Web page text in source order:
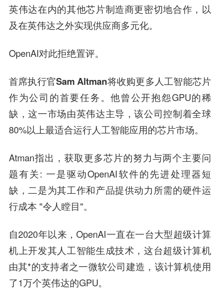
英伟达在内的其他芯片制造商更密切地合作，以
及在英伟达之外实现供应商多元化。
OpenAI对此拒绝置评。
首席执行官Sam Altman将收购更多人工智能芯片
作为公司的首要任务。他曾公开抱怨GPU的稀
缺，这一市场由英伟达主导，该公司控制着全球
80%以上最适合运行人工智能应用的芯片市场。
Atman指出，获取更多芯片的努力与两个主要问
题有关: 一是驱动OpenAI软件的先进处理器短
缺，二是为其工作和产品提供动力所需的硬件运
行成本 "令人瞠目"。
自2020年以来，OpenAI一直在一台大型超级计算
机上开发其人工智能生成技术，这台超级计算机
由其*的支持者之一微软公司建造，该计算机使用
了1万个英伟达的GPU。